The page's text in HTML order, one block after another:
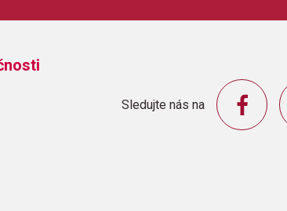
Sledujte nás na